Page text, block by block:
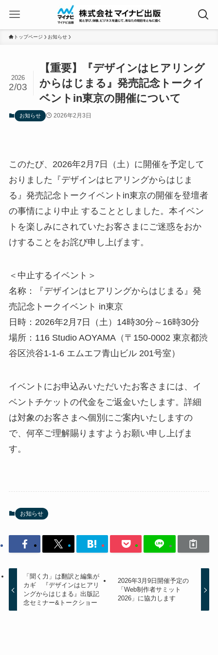
トップページ お知らせ
【重要】『デザインはヒアリング
からはじまる』発売記念トークイ
ベントin東京の開催について
2026
2/03
お知らせ 2026年2月3日
このたび、2026年2月7日（土）に開催を予定して
おりました『デザインはヒアリングからはじま
る』発売記念トークイベントin東京の開催を登壇者
の事情により中止 することとしました。本イベン
トを楽しみにされていたお客さまにご迷惑をおか
けすることをお詫び申し上げます。
＜中止するイベント＞
名称：『デザインはヒアリングからはじまる』発
売記念トークイベント in東京
日時：2026年2月7日（土）14時30分～16時30分
場所：116 Studio AOYAMA（〒150-0002 東京都渋
谷区渋谷1-1-6 エムエフ青山ビル 201号室）
イベントにお申込みいただいたお客さまには、イ
ベントチケットの代金をご返金いたします。詳細
は対象のお客さまへ個別にご案内いたしますの
で、何卒ご理解賜りますようお願い申し上げま
す。
お知らせ
「聞く力」は翻訳と編集が
カギ 『デザインはヒアリ
ングからはじまる』出版記
念セミナー&トークショー
2026年3月9日開催予定の
「Web制作者サミット
2026」に協力します